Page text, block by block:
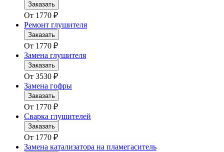
Заказать
От 1770 ₽
Ремонт глушителя
Заказать
От 1770 ₽
Замена глушителя
Заказать
От 3530 ₽
Замена гофры
Заказать
От 1770 ₽
Сварка глушителей
Заказать
От 1770 ₽
Замена катализатора на пламегаситель